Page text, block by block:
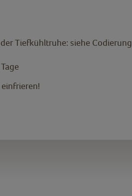
Tiefkühltruhe: siehe Codierung